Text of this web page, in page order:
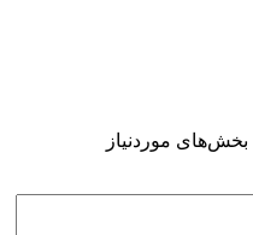
بخش‌های موردنیاز